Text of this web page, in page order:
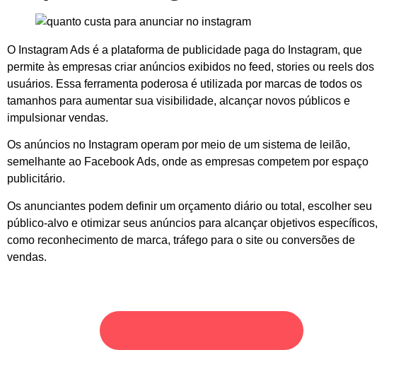
O Instagram Ads é a plataforma de publicidade paga do Instagram, que
permite às empresas criar anúncios exibidos no feed, stories ou reels dos
usuários. Essa ferramenta poderosa é utilizada por marcas de todos os
tamanhos para aumentar sua visibilidade, alcançar novos públicos e
impulsionar vendas.
Os anúncios no Instagram operam por meio de um sistema de leilão,
semelhante ao Facebook Ads, onde as empresas competem por espaço
publicitário.
Os anunciantes podem definir um orçamento diário ou total, escolher seu
público-alvo e otimizar seus anúncios para alcançar objetivos específicos,
como reconhecimento de marca, tráfego para o site ou conversões de
vendas.